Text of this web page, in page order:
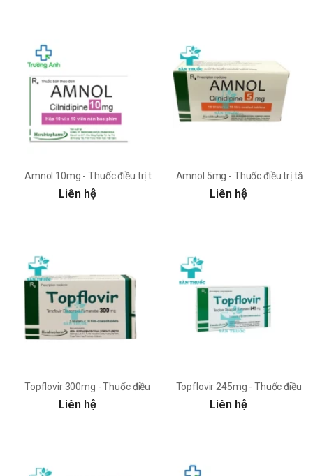
Amnol 10mg - Thuốc điều trị tăng huyết áp hiệu quả
Liên hệ
Amnol 5mg - Thuốc điều trị
Liên hệ
Topflovir 300mg - Thuốc điều trị nhiễm HIV hiệu quả của Hera
Liên hệ
Topflovir 245mg - Thuốc điều
Liên hệ